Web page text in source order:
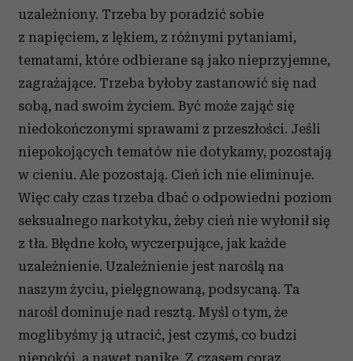
uzależniony. Trzeba by poradzić sobie
z napięciem, z lękiem, z różnymi pytaniami,
tematami, które odbierane są jako nieprzyjemne,
zagrażające. Trzeba byłoby zastanowić się nad
sobą, nad swoim życiem. Być może zająć się
niedokończonymi sprawami z przeszłości. Jeśli
niepokojących tematów nie dotykamy, pozostają
w cieniu. Ale pozostają. Cień ich nie eliminuje.
Więc cały czas trzeba dbać o odpowiedni poziom
seksualnego narkotyku, żeby cień nie wyłonił się
z tła. Błędne koło, wyczerpujące, jak każde
uzależnienie. Uzależnienie jest naroślą na
naszym życiu, pielęgnowaną, podsycaną. Ta
narośl dominuje nad resztą. Myśl o tym, że
moglibyśmy ją utracić, jest czymś, co budzi
niepokój, a nawet panikę. Z czasem coraz